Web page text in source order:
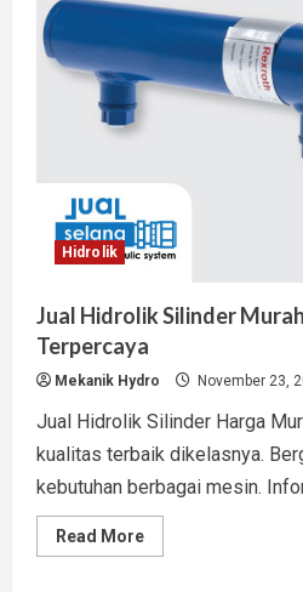
Hidrolik
Jual Hidrolik Silinder
Terpercaya
Mekanik Hydro November 23,
Jual Hidrolik Silinder Harga
kualitas terbaik dikelasnya.
kebutuhan berbagai mesin.
Read MoreRead
more